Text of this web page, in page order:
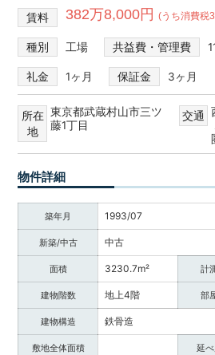
賃料 382万8,000円(うち消費税
種別 工場 共益費・管理費
礼金 1ヶ月 保証金 3ヶ月
所在
地
東京都武蔵村山市三ツ
藤1丁目
交通
物件詳細
築年月 1993/07
新築/中古 中古
面積 3230.7m² 計
建物階数 地上4階 部
建物構造 鉄骨造
敷地全体面積 延